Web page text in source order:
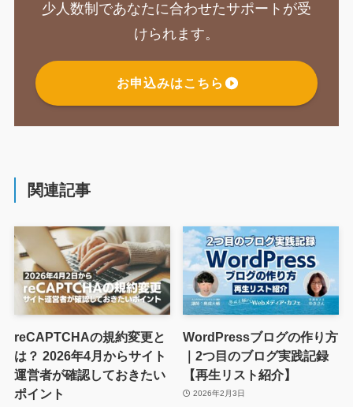
少人数制であなたに合わせたサポートが受
けられます。
お申込みはこちら
関連記事
reCAPTCHAの規約変更と
は？ 2026年4月からサイト
運営者が確認しておきたい
ポイント
WordPressブログの作り方
｜2つ目のブログ実践記録
【再生リスト紹介】
2026年2月3日